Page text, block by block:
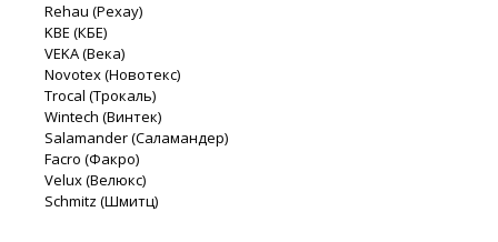
Rehau (Рехау)
KBE (КБЕ)
VEKA (Века)
Novotex (Новотекс)
Trocal (Трокаль)
Wintech (Винтек)
Salamander (Саламандер)
Facro (Факро)
Velux (Велюкс)
Schmitz (Шмитц)